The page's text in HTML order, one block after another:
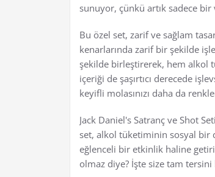
sunuyor, çünkü artık sadece bir
Bu özel set, zarif ve sağlam
kenarlarında zarif bir şekilde
şekilde birleştirerek, hem alkol
içeriği de şaşırtıcı derecede
keyifli molasınızı daha da
Jack Daniel's Satranç ve Shot
set, alkol tüketiminin sosyal bir
eğlenceli bir etkinlik haline
olmaz diye? İşte size tam